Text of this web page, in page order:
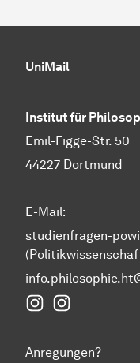
UniMail
Institut für
Emil-Figge-Str. 50
44227 Dortmund
E-Mail:
studienfragen-
Instagram
Anregungen?